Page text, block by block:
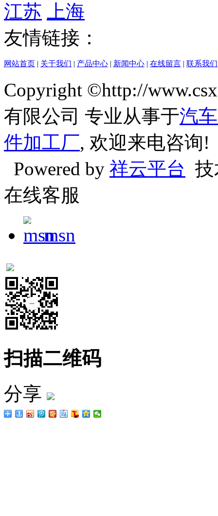
江苏
上海
友情链接：
网站首页 | 关于我们 | 产品中心 | 新闻中心 | 在线留言 | 联系我们
Copyright ©http://
有限公司 专业从事于汽
件加工厂, 欢迎来电咨询!
Powered by 祥云平台
在线客服
msn
扫描二维码
分享